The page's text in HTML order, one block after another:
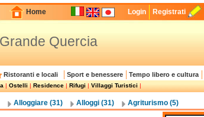
Home Login Registrati
Quercia
Ristoranti e locali Sport e benessere Tempo libero e cultura
|Ostelli|Residence|Rifugi|Villaggi Turistici|
Alloggiare (31) Alloggi (31) Agriturismo (5)